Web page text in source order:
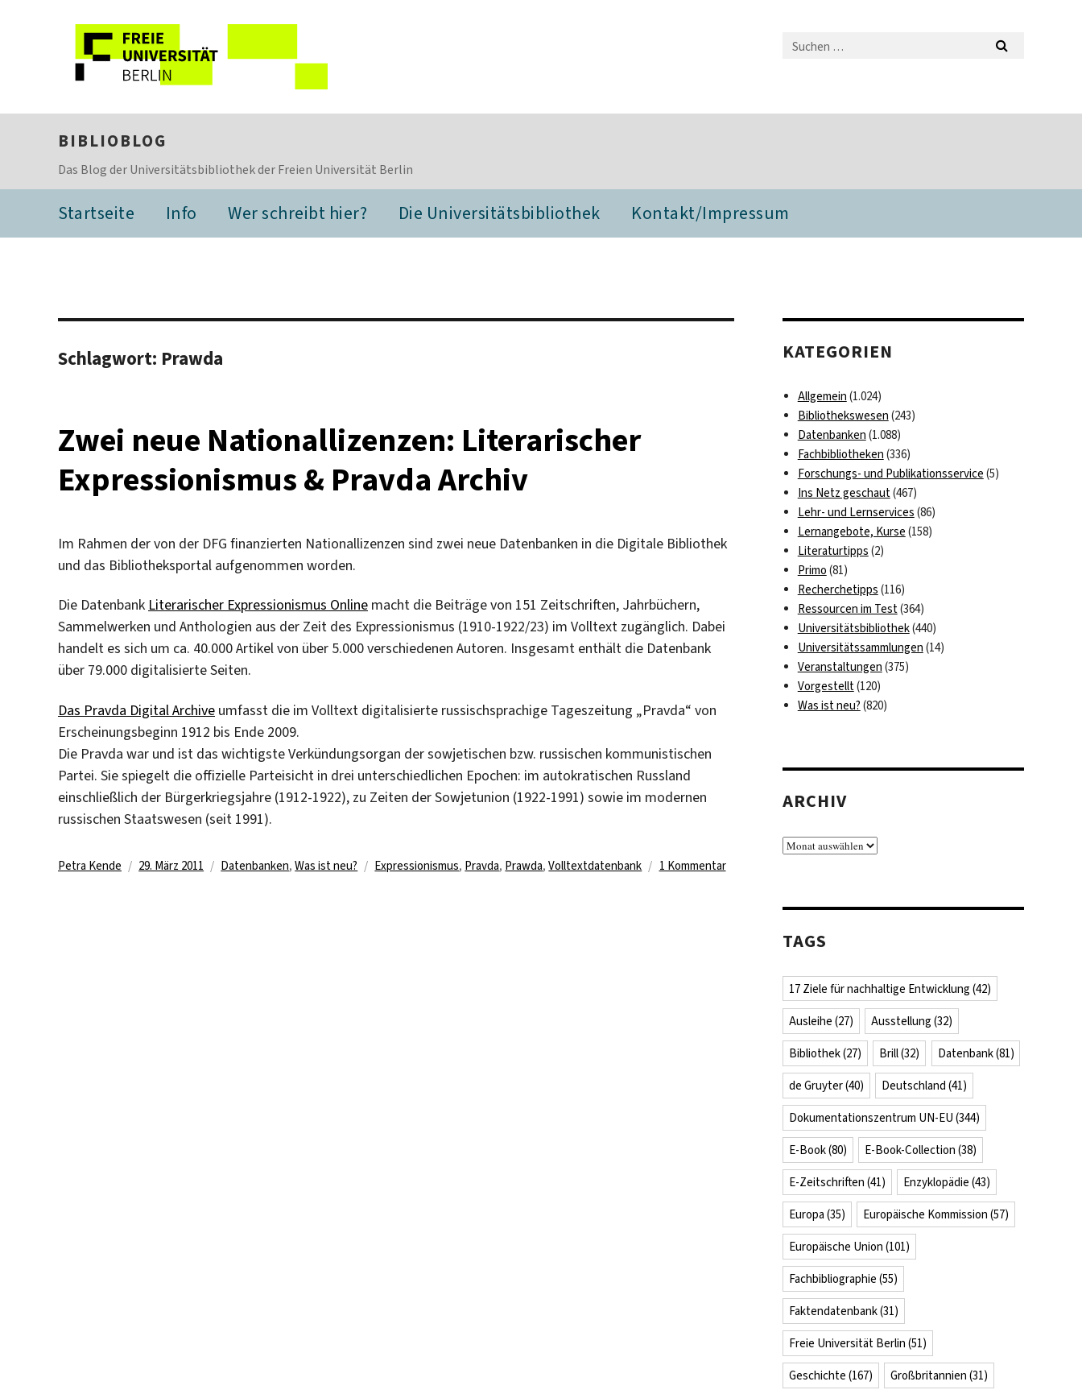
BIBLIOBLOG
Das Blog der Universitätsbibliothek der Freien Universität Berlin
Startseite Info Wer schreibt hier? Die Universitätsbibliothek Kontakt/Impressum
Schlagwort: Prawda
Zwei neue Nationallizenzen: Literarischer
Expressionismus & Pravda Archiv
Im Rahmen der von der DFG finanzierten Nationallizenzen sind zwei neue Datenbanken in die Digitale Bibliothek
und das Bibliotheksportal aufgenommen worden.
Die Datenbank Literarischer Expressionismus Online macht die Beiträge von 151 Zeitschriften, Jahrbüchern,
Sammelwerken und Anthologien aus der Zeit des Expressionismus (1910-1922/23) im Volltext zugänglich. Dabei
handelt es sich um ca. 40.000 Artikel von über 5.000 verschiedenen Autoren. Insgesamt enthält die Datenbank
über 79.000 digitalisierte Seiten.
Das Pravda Digital Archive umfasst die im Volltext digitalisierte russischsprachige Tageszeitung „Pravda“ von
Erscheinungsbeginn 1912 bis Ende 2009.
Die Pravda war und ist das wichtigste Verkündungsorgan der sowjetischen bzw. russischen kommunistischen
Partei. Sie spiegelt die offizielle Parteisicht in drei unterschiedlichen Epochen: im autokratischen Russland
einschließlich der Bürgerkriegsjahre (1912-1922), zu Zeiten der Sowjetunion (1922-1991) sowie im modernen
russischen Staatswesen (seit 1991).
Autor
Petra Kende
Veröffentlicht
29. März 2011 Kategorien
Datenbanken,Was ist neu? Schlagwörter
Expressionismus, Pravda, Prawda,Volltextdatenbank 1 Kommentarzu
Literarischer
KATEGORIEN
Allgemein (1.024)
Bibliothekswesen (243)
Datenbanken (1.088)
Fachbibliotheken (336)
Forschungs- und Publikationsservice (5)
Ins Netz geschaut(467)
Lehr- und Lernservices (86)
Lernangebote, Kurse (158)
Literaturtipps (2)
Primo (81)
Recherchetipps (116)
Ressourcen im Test(364)
Universitätsbibliothek(440)
Universitätssammlungen (14)
Veranstaltungen (375)
Vorgestellt(120)
Was ist neu? (820)
ARCHIV
Archiv
TAGS
17 Ziele für nachhaltige Entwicklung (42)
Ausleihe (27) Ausstellung (32)
Bibliothek(27) Brill(32) Datenbank(81)
de Gruyter(40) Deutschland (41)
Dokumentationszentrum UN-EU (344)
E-Book(80) E-Book-Collection (38)
E-Zeitschriften (41) Enzyklopädie (43)
Europa (35) Europäische Kommission (57)
Europäische Union (101)
Fachbibliographie (55)
Faktendatenbank(31)
Freie Universität Berlin (51)
Geschichte (167) Großbritannien (31)